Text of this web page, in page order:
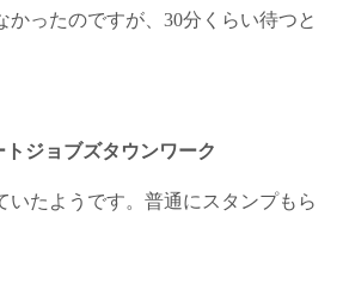
かったのですが、30分くらい待つと
ジョブズタウンワーク
いたようです。普通にスタンプもら